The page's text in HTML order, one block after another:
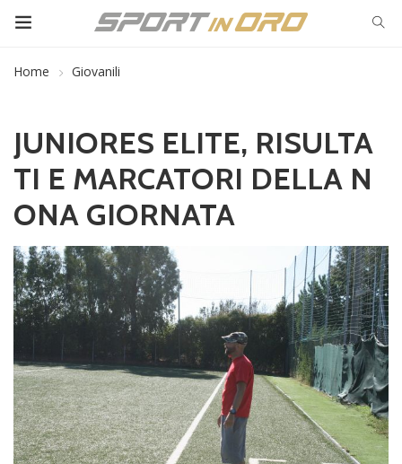
Home Giovanili
JUNIORES ELITE, RISULTA
TI E MARCATORI DELLA N
ONA GIORNATA